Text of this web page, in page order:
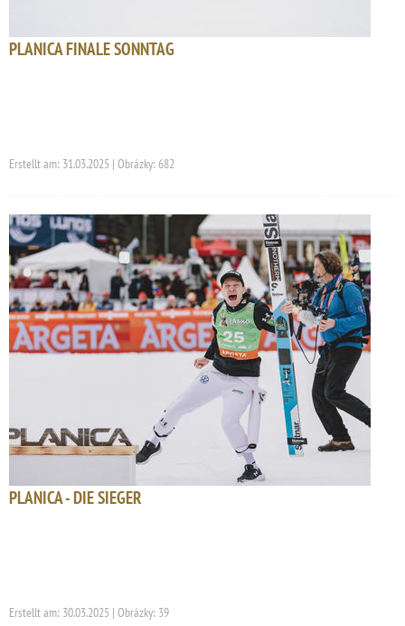
PLANICA FINALE SONNTAG
Erstellt am: 31.03.2025 | Obrázky: 682
PLANICA - DIE SIEGER
Erstellt am: 30.03.2025 | Obrázky: 39